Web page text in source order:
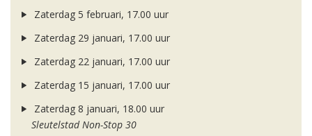
Zaterdag 5 februari, 17.00 uur
Zaterdag 29 januari, 17.00 uur
Zaterdag 22 januari, 17.00 uur
Zaterdag 15 januari, 17.00 uur
Zaterdag 8 januari, 18.00 uur
Sleutelstad Non-Stop 30